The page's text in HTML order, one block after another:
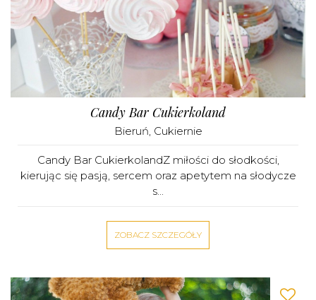
Candy Bar Cukierkoland
Bieruń, Cukiernie
Candy Bar CukierkolandZ miłości do słodkości,
kierując się pasją, sercem oraz apetytem na słodycze
s...
ZOBACZ SZCZEGÓŁY